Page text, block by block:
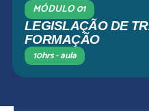
MÓDULO 01
LEGISLAÇÃO DE
FORMAÇÃO
10hrs - aula